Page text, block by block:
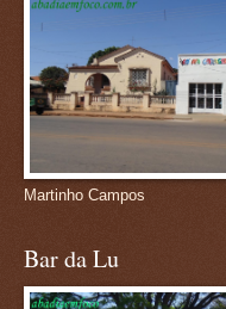
Martinho Campos
Bar da Lu